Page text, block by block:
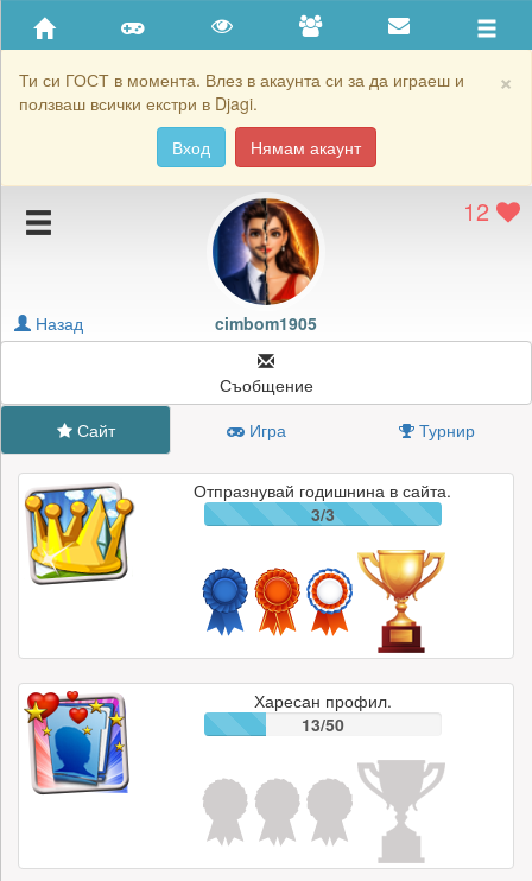
×
Ти си ГОСТ в момента. Влез в акаунта си за да играеш и
ползваш всички екстри в Djagi.
Вход
Нямам акаунт
Приятели
Хронология на игри
Подаръците на cimbom1905
Картичките на cimbom1905
Блокирай cimbom1905
12
cimbom1905
Назад
Съобщение
Сайт
Игра Турнир
Отпразнувай годишнина в сайта.
3/3
Харесан профил.
13/50